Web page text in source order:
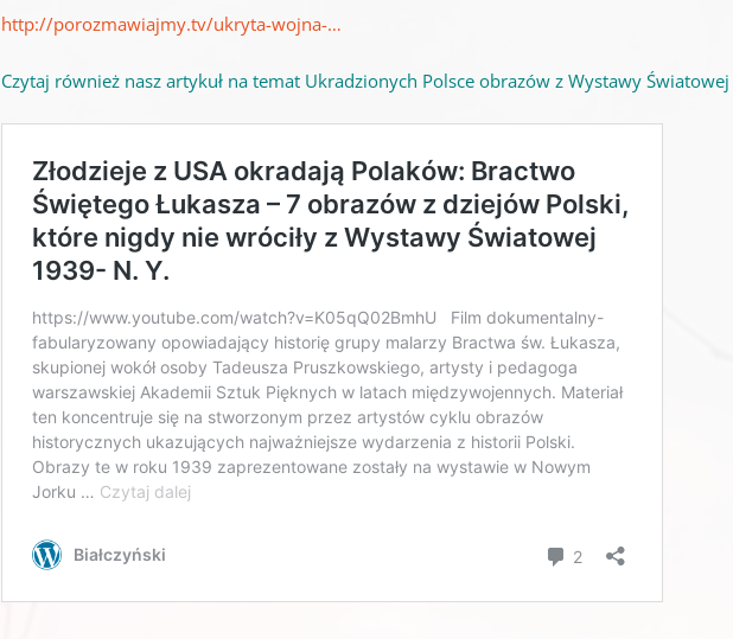
http://porozmawiajmy.tv/ukryta-wojna-…
Czytaj również nasz artykuł na temat Ukradzionych Polsce obrazów z Wystawy Światowej